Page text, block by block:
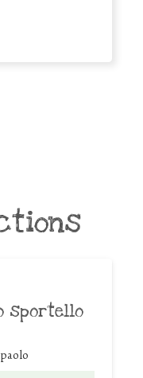
sportello